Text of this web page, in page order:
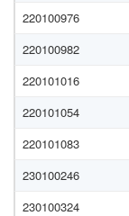
220100976
220100982
220101016
220101054
220101083
230100246
230100324